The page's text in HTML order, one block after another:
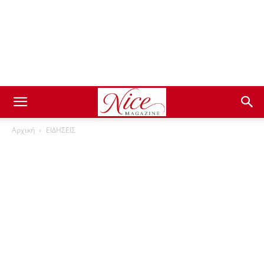
Αρχική ΕΙΔΗΣΕΙΣ